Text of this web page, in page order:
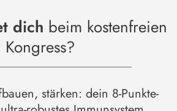
dich beim kostenfreien
Kongress?
stärken: dein 8-Punkte-